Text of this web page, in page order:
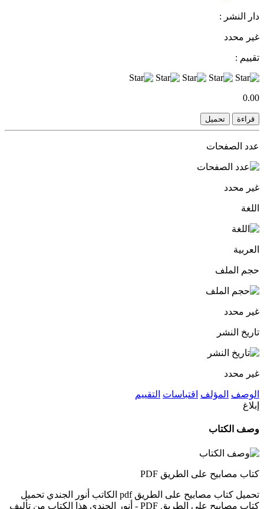
دار النشر :
غير محدد
تقييم :
0.00
قراءة تحميل
عدد الصفحات
غير محدد
اللغة
العربية
حجم الملف
غير محدد
تاريخ النشر
غير محدد
الوصف المؤلف اقتباسات التقييم
إبلاغ
وصف الكتاب
كتاب مصابيح على الطريق PDF
تحميل كتاب مصابيح على الطريق pdf الكاتب أنور الجندي تحميل
كتاب مصابيح على الطريق PDF - أنور الجندي هذا الكتاب من تأليف